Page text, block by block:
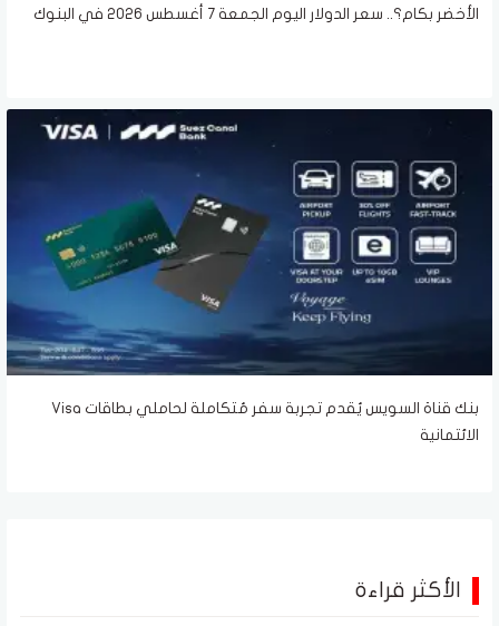
الأخضر بكام؟.. سعر الدولار اليوم الجمعة 7 أغسطس 2026 في البنوك
بنك قناة السويس يُقدم تجربة سفر مُتكاملة لحاملي بطاقات Visa
الائتمانية
الأكثر قراءة